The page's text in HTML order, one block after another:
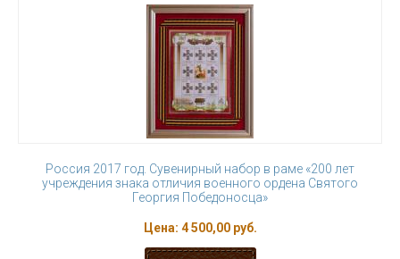
Россия 2017 год. Сувенирный набор в раме «200 лет
учреждения знака отличия военного ордена Святого
Георгия Победоносца»
Цена: 4 500,00 руб.